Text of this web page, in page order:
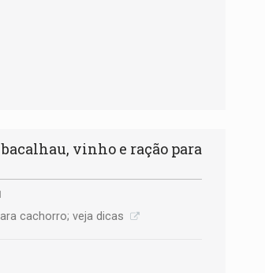
vinho e ração para
cachorro; veja dicas